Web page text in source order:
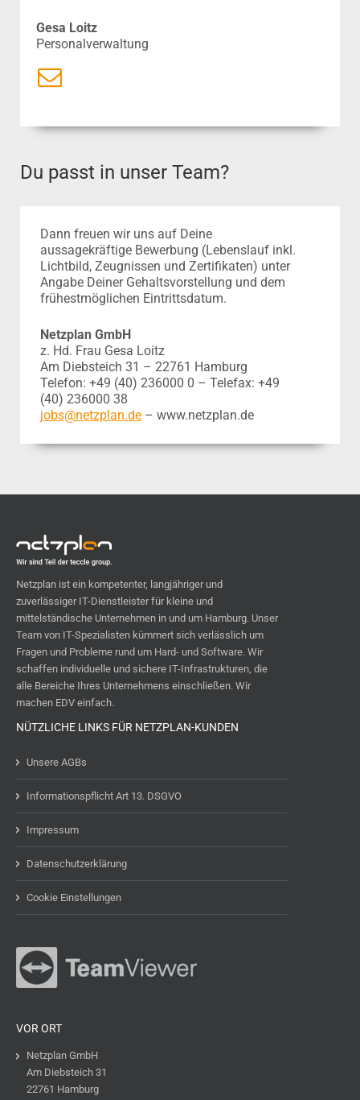
Gesa Loitz
Personalverwaltung
Du passt in unser Team?
Dann freuen wir uns auf Deine
aussagekräftige Bewerbung (Lebenslauf inkl.
Lichtbild, Zeugnissen und Zertifikaten) unter
Angabe Deiner Gehaltsvorstellung und dem
frühestmöglichen Eintrittsdatum.
Netzplan GmbH
z. Hd. Frau Gesa Loitz
Am Diebsteich 31 – 22761 Hamburg
Telefon: +49 (40) 236000 0 – Telefax: +49
(40) 236000 38
jobs@netzplan.de – www.netzplan.de
Netzplan ist ein kompetenter, langjähriger und
zuverlässiger IT-Dienstleister für kleine und
mittelständische Unternehmen in und um Hamburg. Unser
Team von IT-Spezialisten kümmert sich ver­läss­lich um
Fragen und Probleme rund um Hard- und Software. Wir
schaffen individuelle und sichere IT-Infra­strukturen, die
alle Bereiche Ihres Unterneh­mens einschließen. Wir
machen EDV einfach.
NÜTZLICHE LINKS FÜR NETZPLAN-KUNDEN
Unsere AGBs
Informationspflicht Art 13. DSGVO
Impressum
Datenschutzerklärung
Cookie Einstellungen
VOR ORT
Netzplan GmbH
Am Diebsteich 31
22761 Hamburg